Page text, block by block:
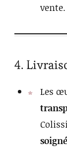
vente.
4.
Les
soigné